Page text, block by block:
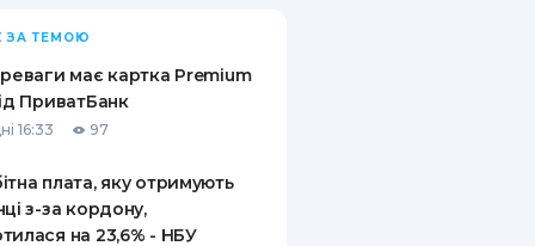
ВІНЬЄТКА
ВІД
ВИПАДКІВ
ПИТАННЯ ТА ВІДПОВІДІ
ПУТІВНИКИ ПО
ЗА ТЕМОЮ
має картка Premium
ПриватБанк
16:33 97
плата, яку отримують
з-за кордону,
на 23,6% - НБУ